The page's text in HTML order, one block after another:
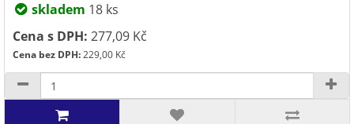
skladem 18 ks
Cena s DPH: 277,09 Kč
Cena bez DPH:229,00 Kč